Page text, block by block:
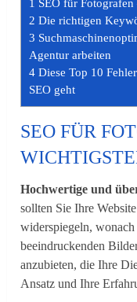
1 SEO für
2 Die richtigen
3
Agentur arbeiten
4 Diese Top 10
SEO geht
SEO FÜR
Hochwertige und
sollten Sie Ihre
widerspiegeln,
beeindruckenden
anzubieten, die Ihre
Ansatz und Ihre